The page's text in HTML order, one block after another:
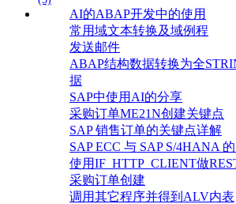
AI的ABAP开发中的使用
常用域文本转换及域例程
发送邮件
ABAP结构数据转换为全
据
SAP中使用AI的分享
采购订单ME21N创建关键点
SAP 销售订单的关键点详解
SAP ECC 与 SAP S/4HANA
使用IF_HTTP_CLIENT做
采购订单创建
调用其它程序并得到ALV内表